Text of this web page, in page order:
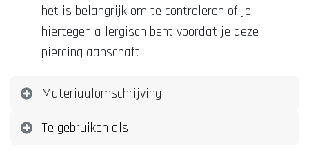
het is belangrijk om te controleren of je
hiertegen allergisch bent voordat je deze
piercing aanschaft.
Materiaalomschrijving
Te gebruiken als